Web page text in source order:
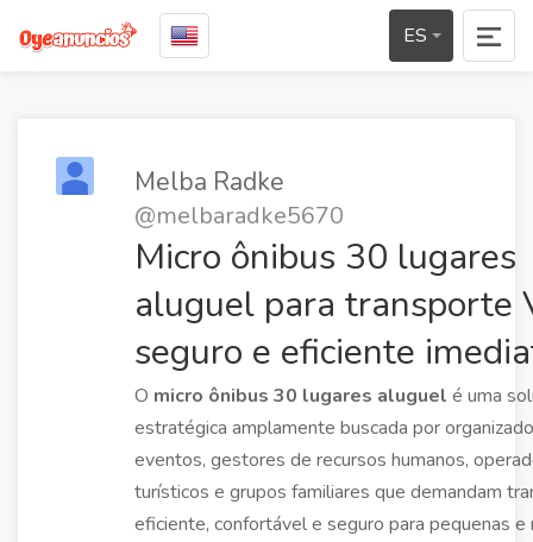
ES
Melba Radke
@melbaradke5670
Micro ônibus 30 lugares
aluguel para transporte
seguro e eficiente
O micro ônibus 30 lugares aluguel é uma
estratégica amplamente buscada por
eventos, gestores de recursos humanos,
turísticos e grupos familiares que demandam
eficiente, confortável e seguro para pequenas e